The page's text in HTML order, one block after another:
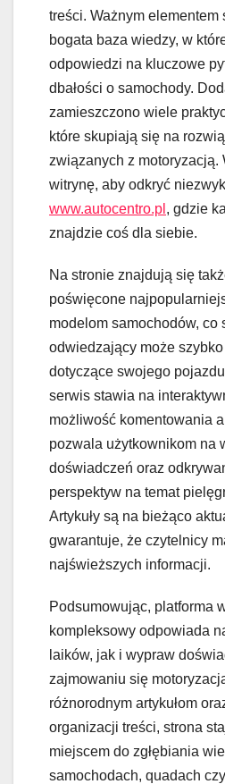
treści. Ważnym elementem
bogata baza wiedzy, w
odpowiedzi na kluczowe
dbałości o samochody.
zamieszczono wiele
które skupiają się na
związanych z motoryzacją.
witrynę, aby odkryć
www.autocentro.pl , gdzie
znajdzie coś dla siebie.
Na stronie znajdują się
poświęcone
modelom samochodów, co
odwiedzający może
dotyczące swojego
serwis stawia na
możliwość komentowania
pozwala użytkownikom na
doświadczeń oraz
perspektyw na temat
Artykuły są na bieżąco
gwarantuje, że czytelnicy
najświeższych informacji.
Podsumowując, platforma
kompleksowy odpowiada
laików, jak i wypraw
zajmowaniu się
różnorodnym artykułom
organizacji treści, strona
miejscem do zgłębiania
samochodach, quadach